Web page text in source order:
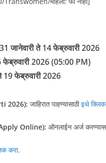
जानेवारी ते 14 फेब्रुवारी 2026
फेब्रुवारी 2026 (05:00 PM)
19 फेब्रुवारी 2026
2026): जाहिरात पाहण्यासाठीइथे
Online): ऑनलाईन अर्ज
करा.